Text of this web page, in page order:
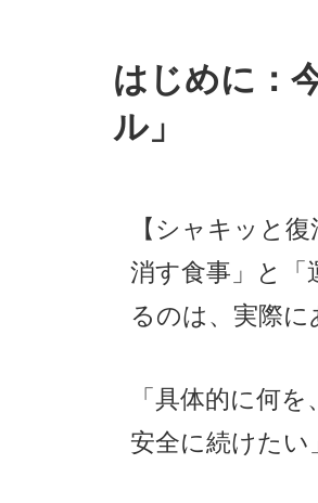
はじめに：
ル」
【シャキッと
消す食事」と
るのは、実際
「具体的に何
安全に続けたい